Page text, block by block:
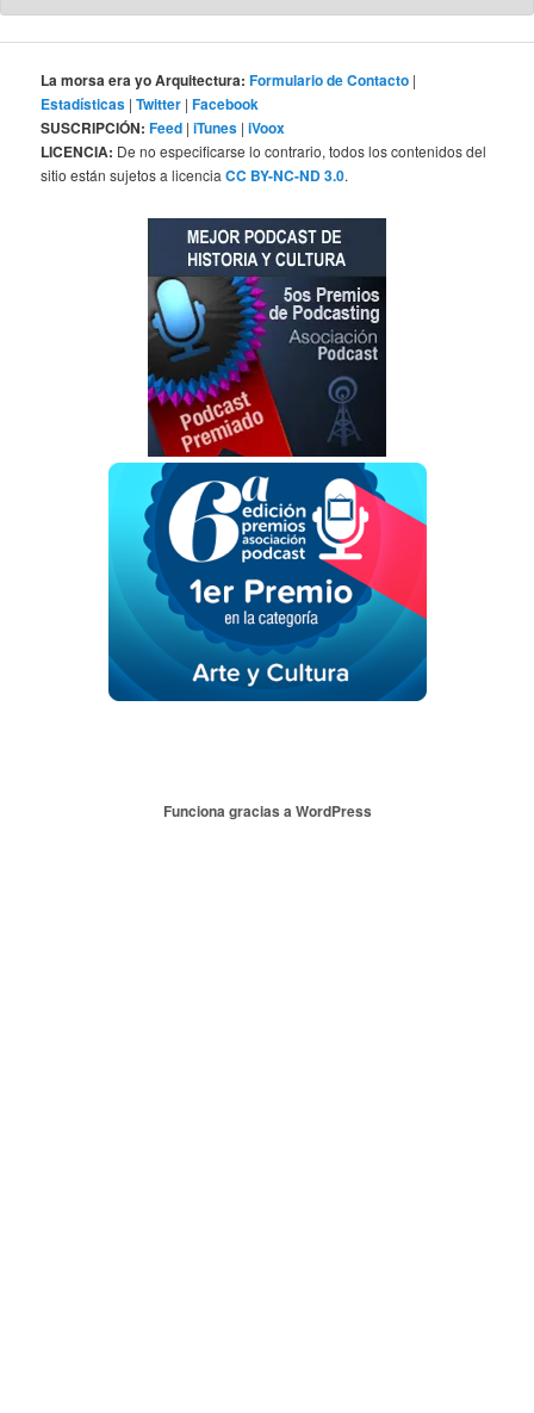
La morsa era yo Arquitectura: Formulario de Contacto |
Estadísticas |Twitter |Facebook
SUSCRIPCIÓN: Feed |iTunes |iVoox
LICENCIA: De no especificarse lo contrario, todos los contenidos del
sitio están sujetos a licenciaCC BY-NC-ND 3.0.
Funciona gracias a WordPress